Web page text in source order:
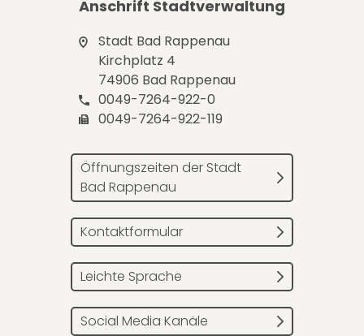
Anschrift Stadtverwaltung
Stadt Bad Rappenau
Kirchplatz 4
74906 Bad Rappenau
0049-7264-922-0
0049-7264-922-119
Öffnungszeiten der Stadt
Bad Rappenau
Kontaktformular
Leichte Sprache
Social Media Kanäle